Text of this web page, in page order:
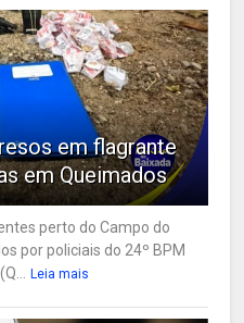
em flagrante
em Queimados
perto do Campo do
por policiais do 24º BPM
Leia mais